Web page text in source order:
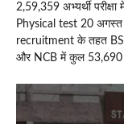
2,59,359 अभ्यर्थी
Physical test 20
recruitment के तहत
और NCB में कुल 53,690